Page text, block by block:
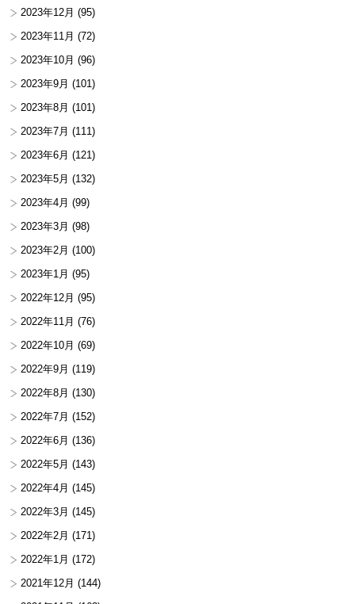
2023年12月 (95)
2023年11月 (72)
2023年10月 (96)
2023年9月 (101)
2023年8月 (101)
2023年7月 (111)
2023年6月 (121)
2023年5月 (132)
2023年4月 (99)
2023年3月 (98)
2023年2月 (100)
2023年1月 (95)
2022年12月 (95)
2022年11月 (76)
2022年10月 (69)
2022年9月 (119)
2022年8月 (130)
2022年7月 (152)
2022年6月 (136)
2022年5月 (143)
2022年4月 (145)
2022年3月 (145)
2022年2月 (171)
2022年1月 (172)
2021年12月 (144)